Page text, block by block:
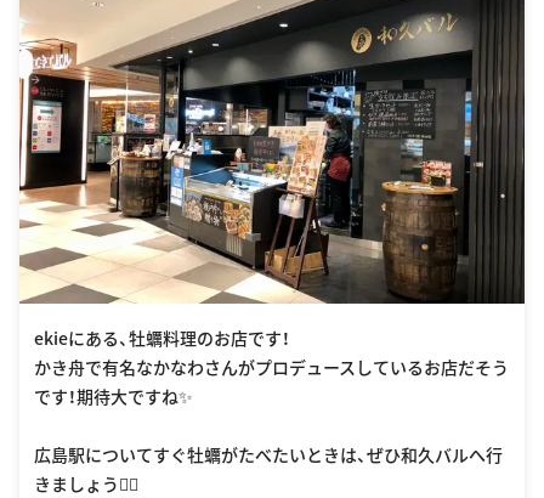
ekieにある、牡蠣料理のお店です！
かき舟で有名なかなわさんがプロデュースしているお店だそう
です！期待大ですね✨
広島駅についてすぐ牡蠣がたべたいときは、ぜひ和久バルへ行
きましょう🏃‍♀️